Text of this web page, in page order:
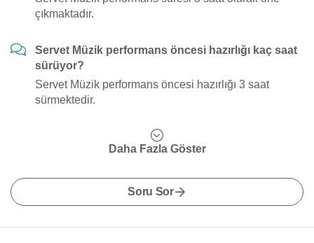
çıkmaktadır.
Servet Müzik performans öncesi hazırlığı kaç saat
sürüyor?
Servet Müzik performans öncesi hazırlığı 3 saat
sürmektedir.
Daha Fazla Göster
Soru Sor